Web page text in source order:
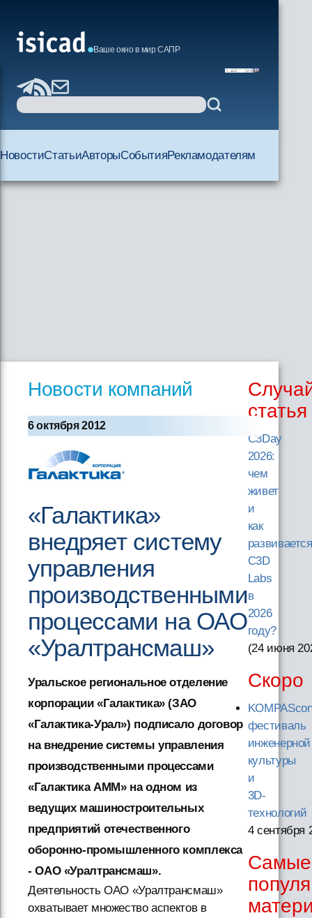
Ваше окно в мир САПР
НовостиСтатьиАвторыСобытияРекламодателям
Новости компаний
6 октября 2012
«Галактика»
внедряет систему
управления
производственными
процессами на ОАО
«Уралтрансмаш»
Уральское региональное отделение
корпорации «Галактика» (ЗАО
«Галактика-Урал») подписало договор
на внедрение системы управления
производственными процессами
«Галактика АММ» на одном из
ведущих машиностроительных
предприятий отечественного
оборонно-промышленного комплекса
- ОАО «Уралтрансмаш».
Деятельность ОАО «Уралтрансмаш»
охватывает множество аспектов в
статья
C3Day
2026:
чем
живет
и
как
развивается
C3D
Labs
в
2026
году?
(24 июня
Скоро
фестиваль
инженерной
культуры
и
3D-
технологий
4 сентября
Самые